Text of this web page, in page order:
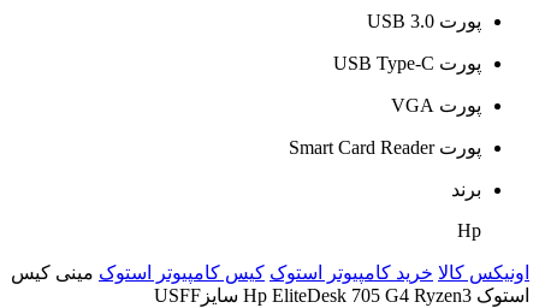
پورت USB 3.0
پورت USB Type-C
پورت VGA
پورت Smart Card Reader
برند
Hp
اونیکس کالا خرید کامپیوتر استوک کیس کامپیوتر استوک مینی کیس
استوک Hp EliteDesk 705 G4 Ryzen3 سایزUSFF